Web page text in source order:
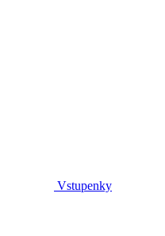
Vstupenky